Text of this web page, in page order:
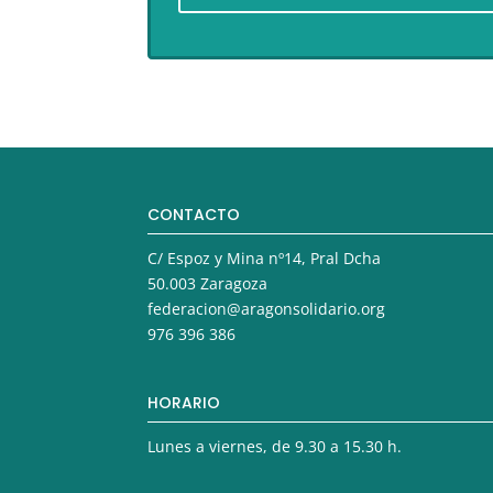
CONTACTO
C/ Espoz y Mina nº14, Pral Dcha
50.003 Zaragoza
federacion@aragonsolidario.org
976 396 386
HORARIO
Lunes a viernes, de 9.30 a 15.30 h.